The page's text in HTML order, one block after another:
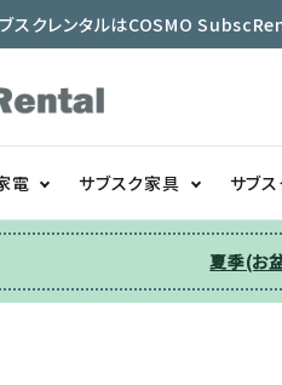
スクレンタルはCOSMO
電
洗濯機
サブスク家具
チェア
サブス
夏季(お